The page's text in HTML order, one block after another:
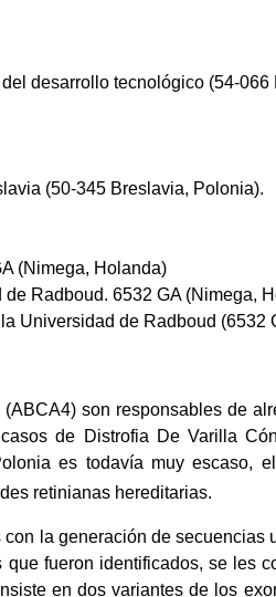
desarrollo tecnológico (54-066
(50-345 Breslavia, Polonia).
(Nimega, Holanda)
Radboud. 6532 GA (Nimega,
Universidad de Radboud (6532
son responsables de
de Distrofia De Varilla
es todavía muy escaso,
retinianas hereditarias.
la generación de
fueron identificados, se les
en dos variantes de los